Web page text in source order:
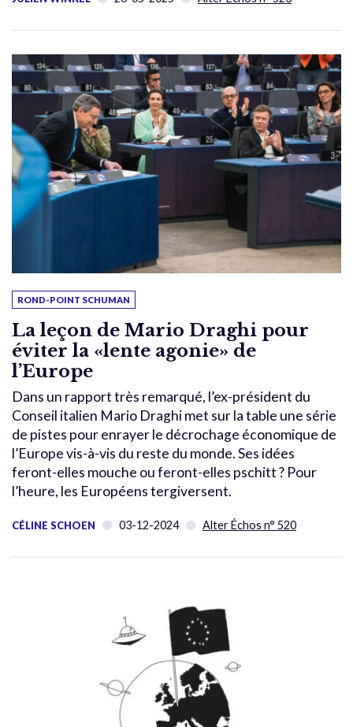
ROND-POINT SCHUMAN
La leçon de Mario Draghi pour
éviter la «lente agonie» de
l’Europe
Dans un rapport très remarqué, l’ex-président du
Conseil italien Mario Draghi met sur la table une série
de pistes pour enrayer le décrochage économique de
l’Europe vis-à-vis du reste du monde. Ses idées
feront-elles mouche ou feront-elles pschitt ? Pour
l’heure, les Européens tergiversent.
CÉLINE SCHOEN 03-12-2024 Alter Échos n° 520